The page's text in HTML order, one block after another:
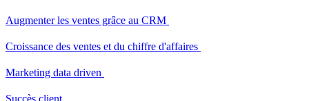
Augmenter les ventes grâce au CRM
Croissance des ventes et du chiffre d'affaires
Marketing data driven